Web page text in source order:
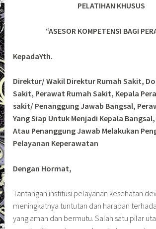
PELATIHAN KHUSUS
“ASESOR KOMPETENSI BAGI
KepadaYth.
Direktur/ Wakil Direktur Rumah Sakit,
Sakit, Perawat Rumah Sakit, Kepala
sakit/ Penanggung Jawab Bangsal,
Yang Siap Untuk Menjadi Kepala
Atau Penanggung Jawab Melakukan
Pelayanan Keperawatan
Dengan Hormat,
Tantangan institusi pelayanan kesehatan
meningkatnya tuntutan dan harapan
yang aman dan bermutu. Salah satu pilar